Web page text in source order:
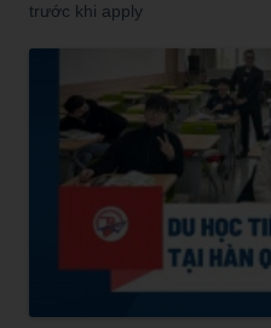
trước khi apply